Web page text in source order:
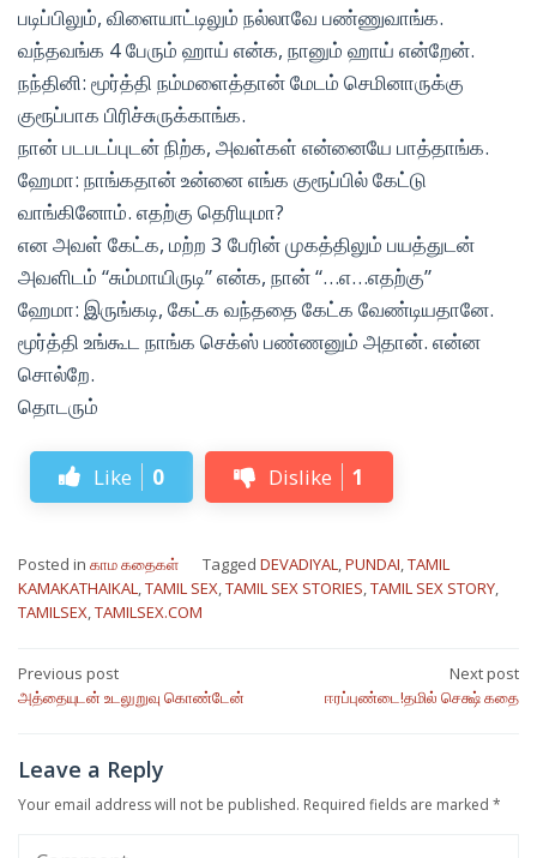
படிப்பிலும், விளையாட்டிலும் நல்லாவே பண்ணுவாங்க.
வந்தவங்க 4 பேரும் ஹாய் என்க, நானும் ஹாய் என்றேன்.
நந்தினி: மூர்த்தி நம்மளைத்தான் மேடம் செமினாருக்கு
குரூப்பாக பிரிச்சுருக்காங்க.
நான் படபடப்புடன் நிற்க, அவள்கள் என்னையே பாத்தாங்க.
ஹேமா: நாங்கதான் உன்னை எங்க குரூப்பில் கேட்டு
வாங்கினோம். எதற்கு தெரியுமா?
என அவள் கேட்க, மற்ற 3 பேரின் முகத்திலும் பயத்துடன்
அவளிடம் “சும்மாயிருடி” என்க, நான் “…எ…எதற்கு”
ஹேமா: இருங்கடி, கேட்க வந்ததை கேட்க வேண்டியதானே.
மூர்த்தி உங்கூட நாங்க செக்ஸ் பண்ணனும் அதான். என்ன
சொல்றே.
தொடரும்
Like 0 Dislike 1
Posted in காம கதைகள் Tagged DEVADIYAL,PUNDAI,TAMIL
KAMAKATHAIKAL,TAMIL SEX,TAMIL SEX STORIES,TAMIL SEX STORY,
TAMILSEX,TAMILSEX.COM
Post
navigation
Previous post
அத்தையுடன் உடலுறுவு கொண்டேன்
Next post
ஈரப்புண்டை!தமில் செக்ஷ் கதை
Leave a Reply
Your email address will not be published. Required fields are marked *